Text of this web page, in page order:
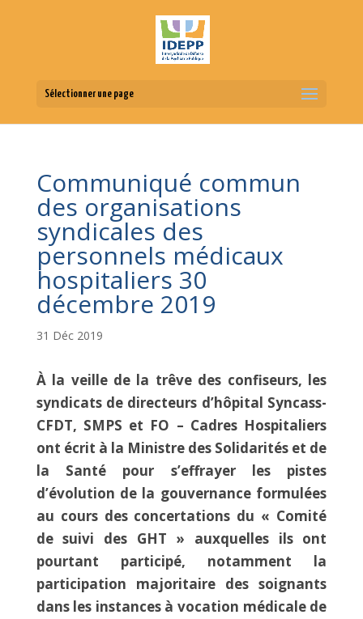
Sélectionner une page
Communiqué commun
des organisations
syndicales des
personnels médicaux
hospitaliers 30
décembre 2019
31 Déc 2019
À la veille de la trêve des confiseurs, les
syndicats de directeurs d’hôpital Syncass-
CFDT, SMPS et FO – Cadres Hospitaliers
ont écrit à la Ministre des Solidarités et de
la Santé pour s’effrayer les pistes
d’évolution de la gouvernance formulées
au cours des concertations du « Comité
de suivi des GHT » auxquelles ils ont
pourtant participé, notamment la
participation majoritaire des soignants
dans les instances à vocation médicale de